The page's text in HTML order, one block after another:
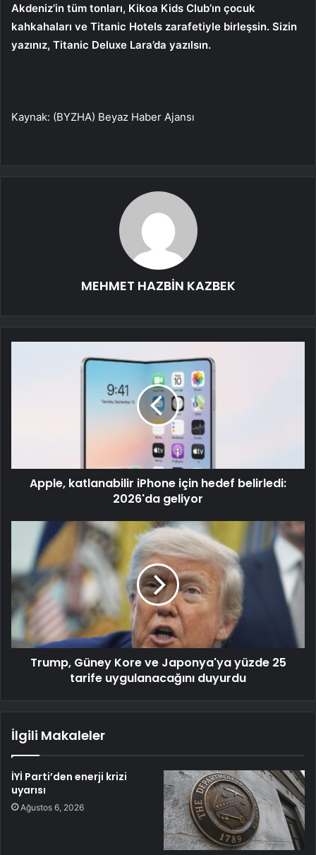
Akdeniz’in tüm tonları, Kikoa Kids Club’ın çocuk
kahkahaları ve Titanic Hotels zarafetiyle birleşsin. Sizin
yazınız, Titanic Deluxe Lara’da yazılsın.
Kaynak: (BYZHA) Beyaz Haber Ajansı
MEHMET HAZBİN KAZBEK
Apple, katlanabilir iPhone için hedef belirledi:
2026'da geliyor
Trump, Güney Kore ve Japonya'ya yüzde 25
tarife uygulanacağını duyurdu
İlgili Makaleler
İYİ Parti’den enerji krizi
uyarısı
Ağustos 6, 2026